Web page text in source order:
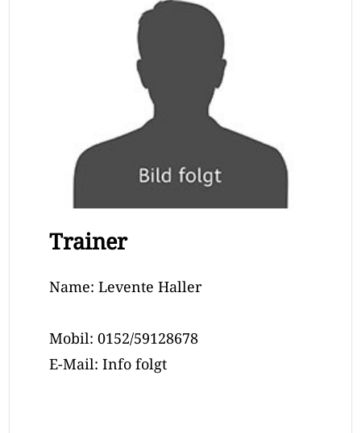
Trainer
Name: Levente Haller
Mobil: 0152/59128678
E-Mail: Info folgt